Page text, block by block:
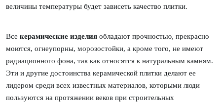
величины температуры будет зависеть качество плитки.
Все керамические изделия обладают прочностью, прекрасно
моются, огнеупорны, морозостойки, а кроме того, не имеют
радиационного фона, так как относятся к натуральным камням.
Эти и другие достоинства керамической плитки делают ее
лидером среди всех известных материалов, которыми люди
пользуются на протяжении веков при строительных